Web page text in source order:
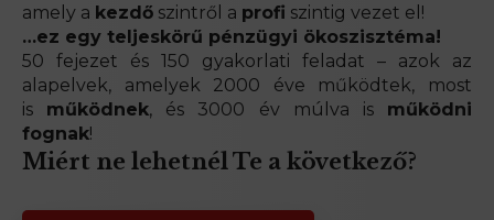
amely a kezdő szintről a profi szintig vezet el!
…ez egy teljeskörű pénzügyi ökoszisztéma!
50 fejezet és 150 gyakorlati feladat – azok az
alapelvek, amelyek 2000 éve működtek, most
is működnek, és 3000 év múlva is működni
fognak!
Miért ne lehetnél Te a következő?